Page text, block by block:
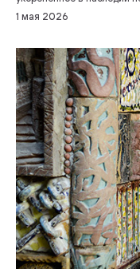
1 мая 2026